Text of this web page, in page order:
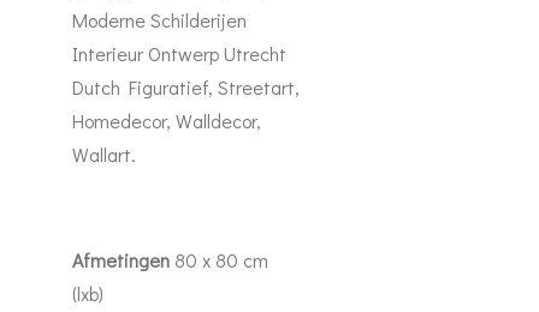
Moderne Schilderijen
Interieur Ontwerp Utrecht
Dutch Figuratief, Streetart,
Homedecor, Walldecor,
Wallart.
Afmetingen 80 x 80 cm
(lxb)